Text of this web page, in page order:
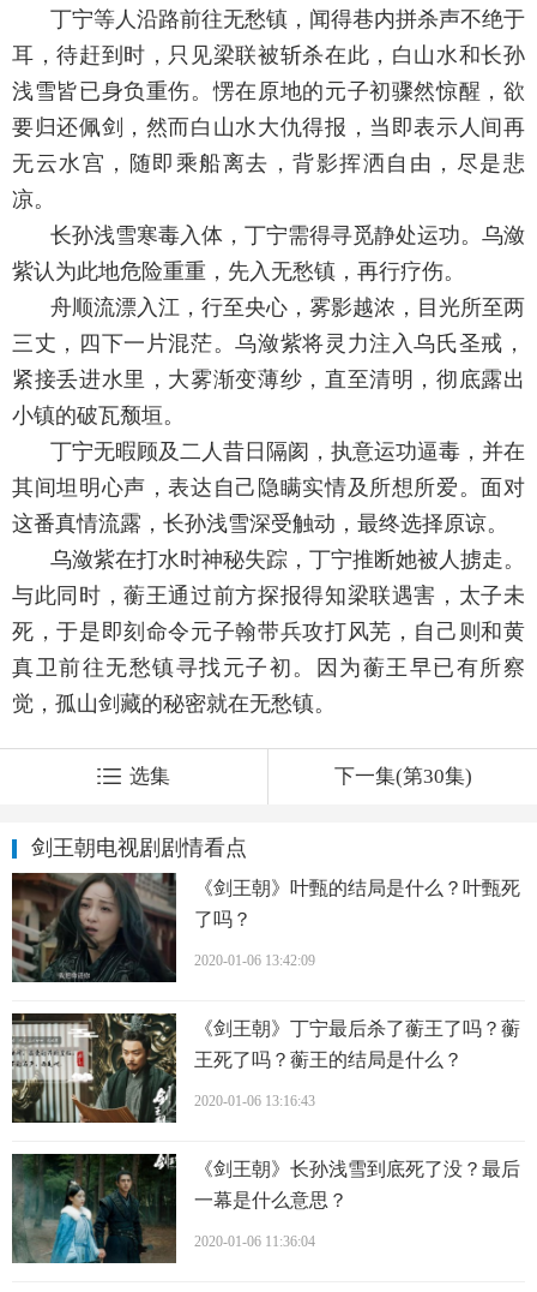
丁宁等人沿路前往无愁镇，闻得巷内拼杀声不绝于
耳，待赶到时，只见梁联被斩杀在此，白山水和长孙
浅雪皆已身负重伤。愣在原地的元子初骤然惊醒，欲
要归还佩剑，然而白山水大仇得报，当即表示人间再
无云水宫，随即乘船离去，背影挥洒自由，尽是悲
凉。
长孙浅雪寒毒入体，丁宁需得寻觅静处运功。乌潋
紫认为此地危险重重，先入无愁镇，再行疗伤。
舟顺流漂入江，行至央心，雾影越浓，目光所至两
三丈，四下一片混茫。乌潋紫将灵力注入乌氏圣戒，
紧接丢进水里，大雾渐变薄纱，直至清明，彻底露出
小镇的破瓦颓垣。
丁宁无暇顾及二人昔日隔阂，执意运功逼毒，并在
其间坦明心声，表达自己隐瞒实情及所想所爱。面对
这番真情流露，长孙浅雪深受触动，最终选择原谅。
乌潋紫在打水时神秘失踪，丁宁推断她被人掳走。
与此同时，蘅王通过前方探报得知梁联遇害，太子未
死，于是即刻命令元子翰带兵攻打风芜，自己则和黄
真卫前往无愁镇寻找元子初。因为蘅王早已有所察
觉，孤山剑藏的秘密就在无愁镇。
选集 下一集(第30集)
剑王朝电视剧剧情看点
《剑王朝》叶甄的结局是什么？叶甄死
了吗？
2020-01-06 13:42:09
《剑王朝》丁宁最后杀了蘅王了吗？蘅
王死了吗？蘅王的结局是什么？
2020-01-06 13:16:43
《剑王朝》长孙浅雪到底死了没？最后
一幕是什么意思？
2020-01-06 11:36:04